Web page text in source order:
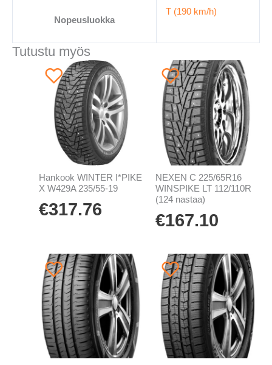
Nopeusluokka
T (190 km/h)
Tutustu myös
Hankook WINTER I*PIKE
X W429A 235/55-19
€317.76
NEXEN C 225/65R16
WINSPIKE LT 112/110R
(124 nastaa)
€167.10